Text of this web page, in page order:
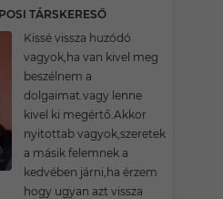
TÁRSKERESŐ
Kissé vissza huzódó
vagyok,ha van kivel meg
beszélnem a
dolgaimat.vagy lenne
kivel ki megértő.Akkor
nyitottab vagyok,szeretek
a másik felemnek a
kedvében járni,ha érzem
hogy ugyan azt vissza